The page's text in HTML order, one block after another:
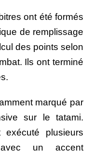
ont été formés
de remplissage
des points selon
Ils ont terminé
marqué par
sur le tatami.
plusieurs
avec un accent